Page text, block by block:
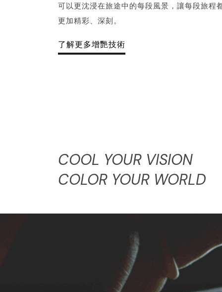
可以更沈浸在旅途中的每段風景，讓每段旅程
更加精彩、深刻。
了解更多增艷技術
COOL YOUR VISION
COLOR YOUR WORLD